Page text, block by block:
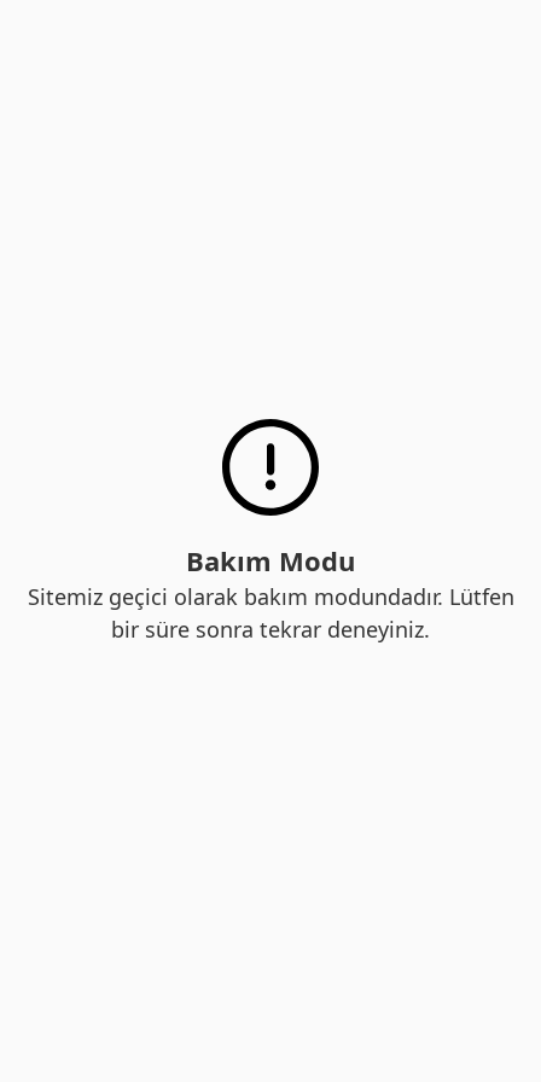
Bakım Modu
Sitemiz geçici olarak bakım modundadır. Lütfen
bir süre sonra tekrar deneyiniz.